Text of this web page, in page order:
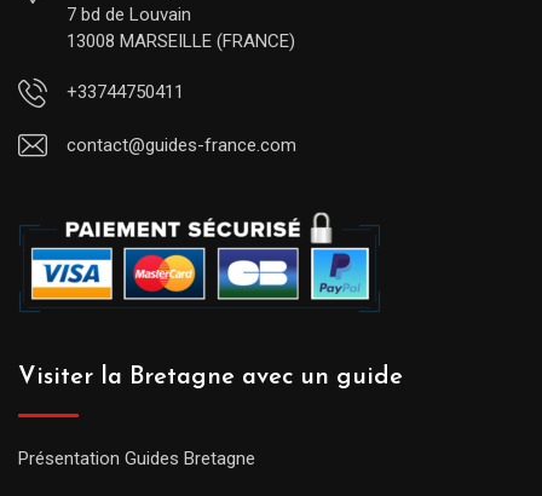
7 bd de Louvain
13008 MARSEILLE (FRANCE)
+33744750411
contact@guides-france.com
Visiter la Bretagne avec un guide
Présentation Guides Bretagne